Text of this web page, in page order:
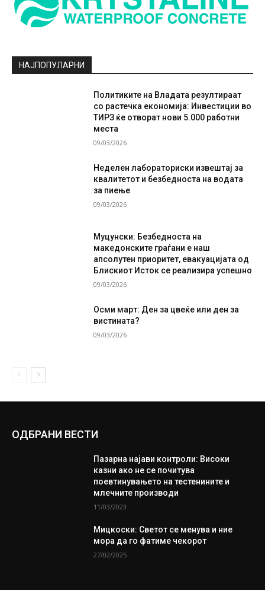
НАЈПОПУЛАРНИ
Политиките на Владата резултираат
со растечка економија: Инвестиции во
ТИРЗ ќе отворат нови 5.000 работни
места
09/03/2026
Неделен лабораториски извештај за
квалитетот и безбедноста на водата
за пиење
09/03/2026
Муцунски: Безбедноста на
македонските граѓани е наш
апсолутен приоритет, евакуацијата од
Блискиот Исток се реализира успешно
09/03/2026
Осми март: Ден за цвеќе или ден за
вистината?
09/03/2026
ОДБРАНИ ВЕСТИ
Пазарна најави контроли: Високи
казни ако не се почитува
поевтинувањето на тестенините и
млечните производи
11/03/2023
Мицкоски: Светот се менува и ние
мора да го фатиме чекорот
27/02/2025